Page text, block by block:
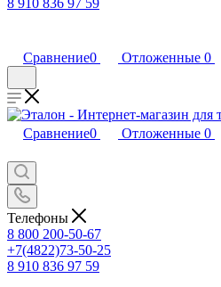
8 910 836 97 59
Сравнение0 Отложенные 0
Сравнение0 Отложенные 0
Телефоны
8 800 200-50-67
+7(4822)73-50-25
8 910 836 97 59